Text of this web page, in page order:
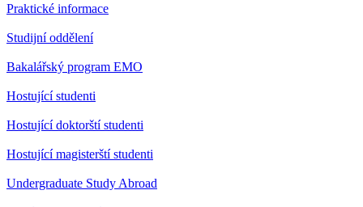
Praktické informace
Studijní oddělení
Bakalářský program EMO
Hostující studenti
Hostující doktorští studenti
Hostující magisterští studenti
Undergraduate Study Abroad